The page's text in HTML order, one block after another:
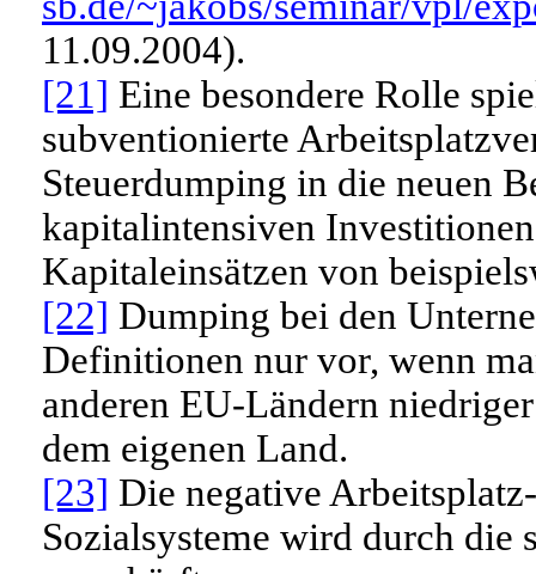
11.09.2004).
[21] Eine besondere Rolle
subventionierte
Steuerdumping in die neuen
kapitalintensiven
Kapitaleinsätzen von
[22] Dumping bei den
Definitionen nur vor, wenn
anderen EU-Ländern
dem eigenen Land.
[23] Die negative
Sozialsysteme wird durch die